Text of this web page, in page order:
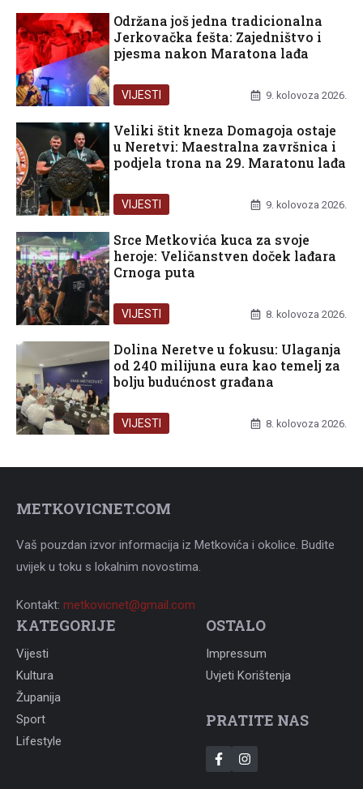
Održana još jedna tradicionalna
Jerkovačka fešta: Zajedništvo i
pjesma nakon Maratona lađa
VIJESTI 9. kolovoza 2026.
Veliki štit kneza Domagoja ostaje
u Neretvi: Maestralna završnica i
podjela trona na 29. Maratonu lađa
VIJESTI 9. kolovoza 2026.
Srce Metkovića kuca za svoje
heroje: Veličanstven doček lađara
Crnoga puta
VIJESTI 8. kolovoza 2026.
Dolina Neretve u fokusu: Ulaganja
od 240 milijuna eura kao temelj za
bolju budućnost građana
VIJESTI 8. kolovoza 2026.
METKOVICNET.COM
Vaš pouzdan izvor informacija iz Metkovića i okolice. Budite
uvijek u toku s lokalnim novostima.
Kontakt: metkovicnet@gmail.com
KATEGORIJE
Vijesti
Kultura
Županija
Sport
Lifestyle
OSTALO
Impressum
Uvjeti Korištenja
PRATITE NAS